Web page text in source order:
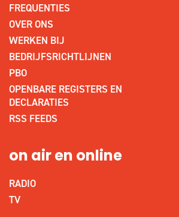
FREQUENTIES
OVER ONS
WERKEN BIJ
BEDRIJFSRICHTLIJNEN
PBO
OPENBARE REGISTERS EN
DECLARATIES
RSS FEEDS
on air en online
RADIO
TV